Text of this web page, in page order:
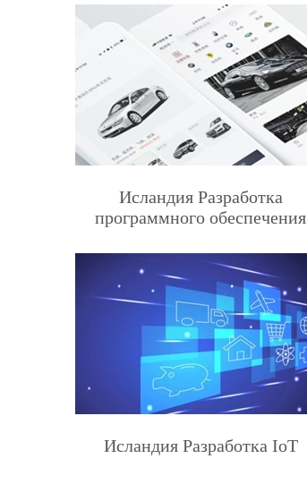
Исландия Разработка
программного обеспечения
Исландия Разработка IoT